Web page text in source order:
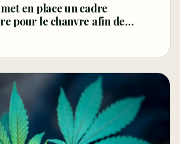
en place un cadre
pour le chanvre afin de
de la fibre et des graines